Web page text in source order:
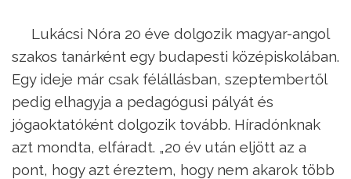
Lukácsi Nóra 20 éve dolgozik magyar-angol
szakos tanárként egy budapesti középiskolában.
Egy ideje már csak félállásban, szeptembertől
pedig elhagyja a pedagógusi pályát és
jógaoktatóként dolgozik tovább. Híradónknak
azt mondta, elfáradt. „20 év után eljött az a
pont, hogy azt éreztem, hogy nem akarok több